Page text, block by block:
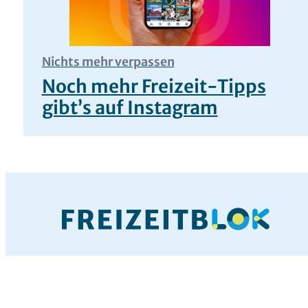
Nichts mehr verpassen
Noch mehr Freizeit-Tipps
gibt’s auf Instagram